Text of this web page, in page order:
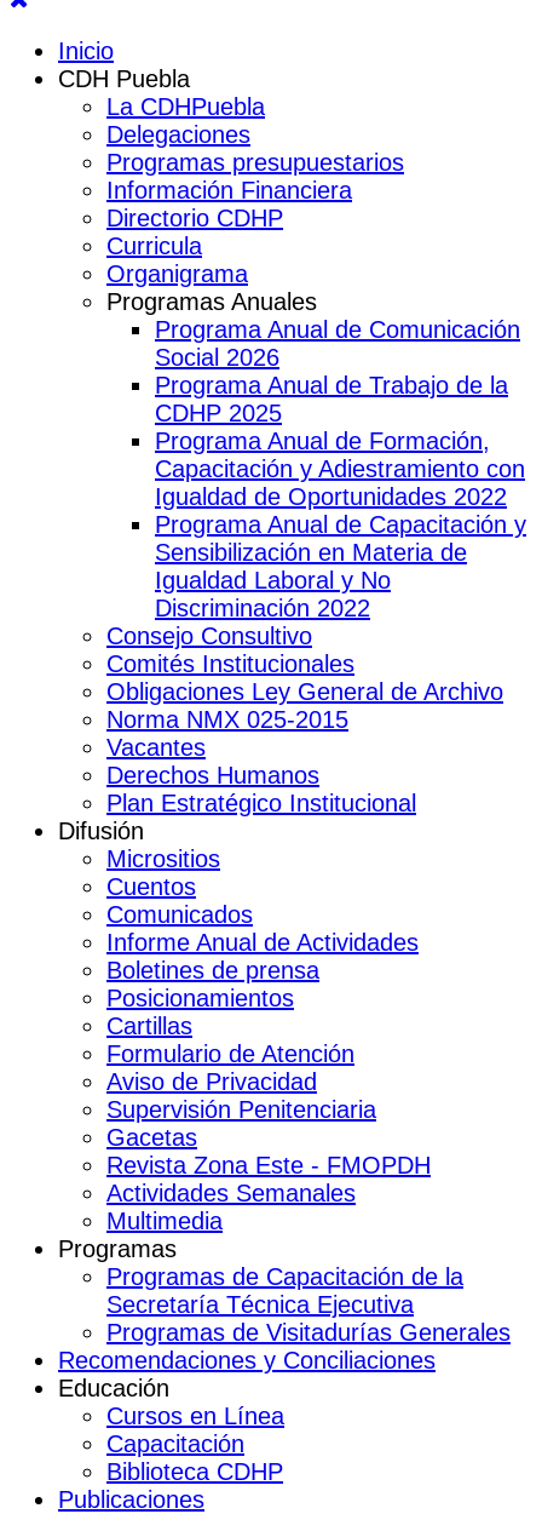
Inicio
CDH Puebla
La CDHPuebla
Delegaciones
Programas presupuestarios
Información Financiera
Directorio CDHP
Curricula
Organigrama
Programas Anuales
Programa Anual de Comunicación
Social 2026
Programa Anual de Trabajo de la
CDHP 2025
Programa Anual de Formación,
Capacitación y Adiestramiento con
Igualdad de Oportunidades 2022
Programa Anual de Capacitación y
Sensibilización en Materia de
Igualdad Laboral y No
Discriminación 2022
Consejo Consultivo
Comités Institucionales
Obligaciones Ley General de Archivo
Norma NMX 025-2015
Vacantes
Derechos Humanos
Plan Estratégico Institucional
Difusión
Micrositios
Cuentos
Comunicados
Informe Anual de Actividades
Boletines de prensa
Posicionamientos
Cartillas
Formulario de Atención
Aviso de Privacidad
Supervisión Penitenciaria
Gacetas
Revista Zona Este - FMOPDH
Actividades Semanales
Multimedia
Programas
Programas de Capacitación de la
Secretaría Técnica Ejecutiva
Programas de Visitadurías Generales
Recomendaciones y Conciliaciones
Educación
Cursos en Línea
Capacitación
Biblioteca CDHP
Publicaciones